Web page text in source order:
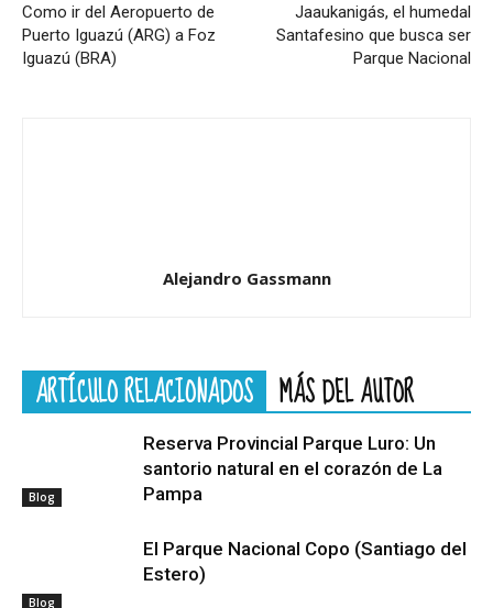
Como ir del Aeropuerto de
Puerto Iguazú (ARG) a Foz
Iguazú (BRA)
Jaaukanigás, el humedal
Santafesino que busca ser
Parque Nacional
Alejandro Gassmann
ARTÍCULO RELACIONADOS MÁS DEL AUTOR
Blog
Reserva Provincial Parque Luro: Un
santorio natural en el corazón de La
Pampa
Blog
El Parque Nacional Copo (Santiago del
Estero)